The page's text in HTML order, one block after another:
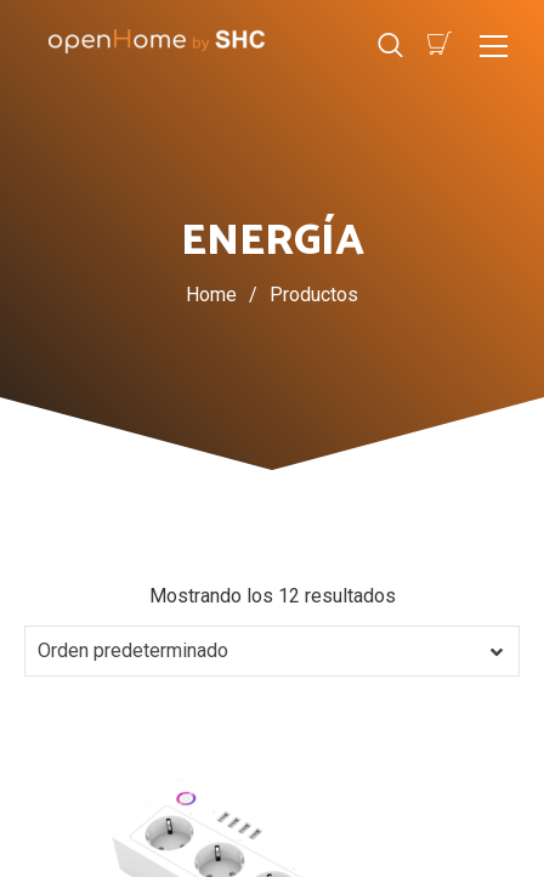
ENERGÍA
Home / Productos
Mostrando los 12 resultados
Orden predeterminado